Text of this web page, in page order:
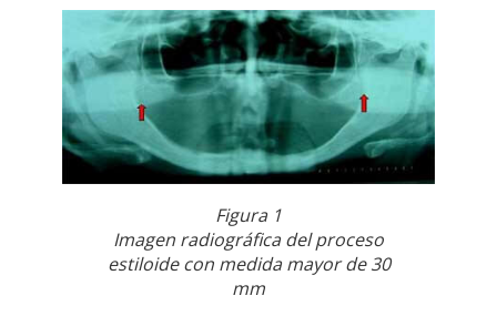
Figura 1
Imagen radiográfica del proceso
estiloide con medida mayor de 30
mm